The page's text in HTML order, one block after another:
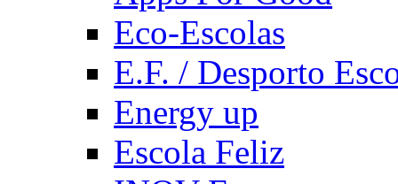
Eco-Escolas
E.F. / Desporto
Energy up
Escola Feliz